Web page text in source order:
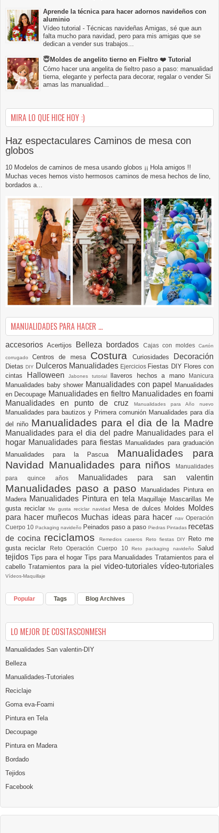
Aprende la técnica para hacer adornos navideños con
aluminio
Vídeo tutorial - Técnicas navideñas Amigas, sé que aun
falta mucho para navidad, pero para mis amigas que se
dedican a vender sus trabajos...
😇Moldes de angelito tierno en Fieltro ❤️ Tutorial
Cómo hacer una angelita de fieltro paso a paso: manualidad
tierna, elegante y perfecta para decorar, regalar o vender Si
amas las manualidad...
MIRA LO QUE HICE HOY :)
Haz espectaculares Caminos de mesa con
globos
10 Modelos de caminos de mesa usando globos ¡¡ Hola amigos !!
Muchas veces hemos visto hermosos caminos de mesa hechos de lino,
bordados a...
MANUALIDADES PARA HACER ...
accesoriosAcertijos Belleza bordados Cajas con moldesCartón
corrugadoCentros de mesa Costura Curiosidades Decoración
DietasDIY Dulceros Manualidades Ejercicios Fiestas DIY Flores con
cintas
Halloween Jabones tutorial llaveros hechos a mano Manicura
Manualidades baby shower Manualidades con papel
Manualidades
en Decoupage Manualidades en fieltro Manualidades en foami
Manualidades en punto de cruz
Manualidades para Año nuevo
Manualidades para bautizos y Primera comunión Manualidades para día
del niño Manualidades para el dia de la Madre
Manualidades para el dia del padre Manualidades para el
hogar Manualidades para fiestas Manualidades para graduación
Manualidades para la Pascua Manualidades para
Navidad Manualidades para niños
Manualidades
para quince años
Manualidades para san valentin
Manualidades paso a paso
Manualidades Pintura en
Madera Manualidades Pintura en tela Maquillaje Mascarillas Me
gusta reciclar
Me gusta reciclar navidad Mesa de dulces Moldes
Moldes
para hacer muñecos Muchas ideas para hacer nav Operación
Cuerpo 10 Packaging navideño Peinados paso a paso Piedras Pintadas recetas
de cocina reciclamosRemedios caseros Reto fiestas DIY
Reto me
gusta reciclar
Reto Operación Cuerpo 10Reto packaging navideñoSalud
tejidos Tips para el hogarTips para Manualidades Tratamientos para el
cabello Tratamientos para la piel video-tutoriales vídeo-tutoriales
Vídeos-Maquillaje
Popular Tags Blog Archives
LO MEJOR DE COSITASCONMESH
Manualidades San valentin-DIY
Belleza
Manualidades-Tutoriales
Reciclaje
Goma eva-Foami
Pintura en Tela
Decoupage
Pintura en Madera
Bordado
Tejidos
Facebook